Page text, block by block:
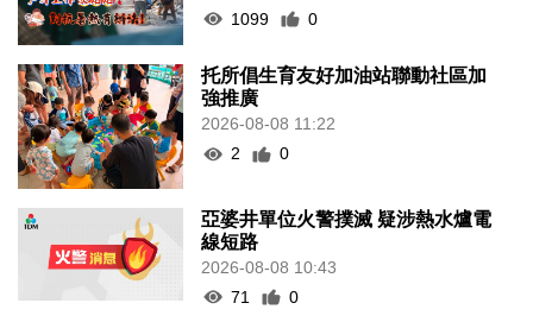
1099
0
托所倡生育友好加油站聯動社區加
強推廣
2026-08-08 11:22
2
0
亞婆井單位火警撲滅 疑涉熱水爐電
線短路
2026-08-08 10:43
71
0